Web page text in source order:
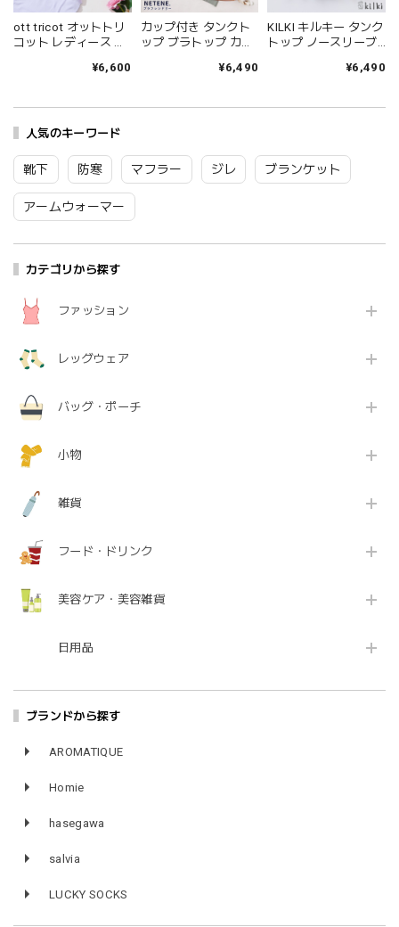
人気のキーワード
靴下 防寒 マフラー ジレ ブランケット
アームウォーマー
カテゴリから探す
ファッション
レッグウェア
バッグ・ポーチ
小物
雑貨
フード・ドリンク
美容ケア・美容雑貨
日用品
ブランドから探す
AROMATIQUE
Homie
hasegawa
salvia
LUCKY SOCKS
ott tricot オットトリ
コット レディース キ
リコットマーガレッ
ープル グリーン ブラ
ベージュ Ot001
¥6,600
カップ付き タンクト
ップ ブラトップ カッ
カップ付きインナー
NTN2020-03 Sw001
¥6,490
KILKI キルキー タンク
トップ ノースリーブ
ック おしゃれ 半袖 夏
リーン 6S-B35 Kl040
¥6,490